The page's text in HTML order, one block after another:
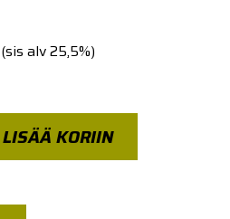
(sis alv 25,5%)
LISÄÄ KORIIN